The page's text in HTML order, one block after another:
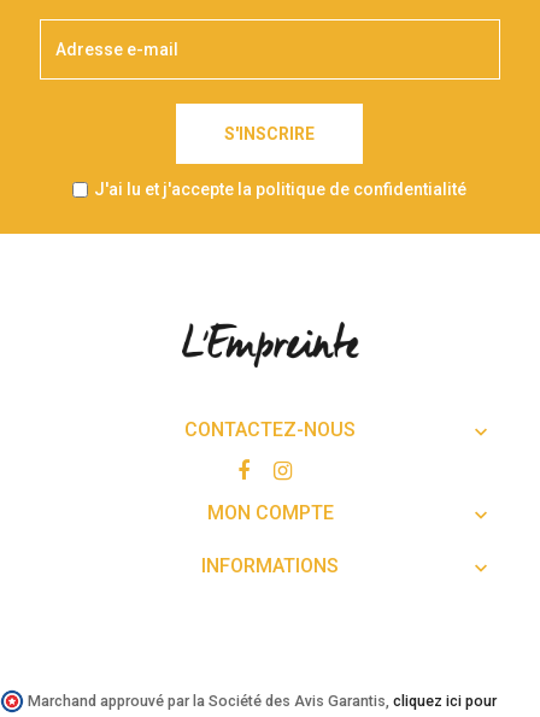
S'INSCRIRE
J'ai lu et j'accepte la politique de confidentialité
CONTACTEZ-NOUS 
MON COMPTE 
INFORMATIONS 
Marchand approuvé par la Société des Avis Garantis, cliquez ici pour